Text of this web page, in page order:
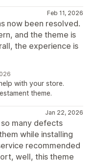
Feb 11, 2026
now been resolved.
and the theme is
the experience is
with your store.
theme.
Jan 22, 2026
many defects
while installing
recommended
well, this theme